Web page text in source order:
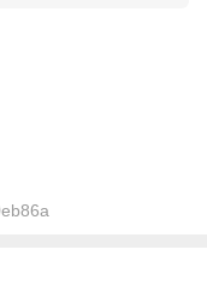
和地图，一亿个地点
景和室内图像，出门
到路了。
，发现不同的坐标地